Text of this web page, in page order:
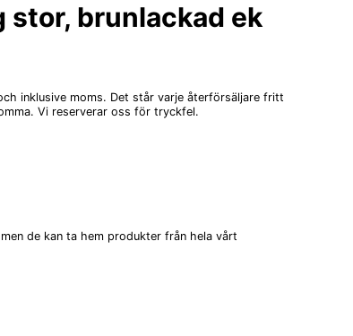
stor, brunlackad ek
inklusive moms. Det står varje återförsäljare fritt
Vi reserverar oss för tryckfel.
de kan ta hem produkter från hela vårt